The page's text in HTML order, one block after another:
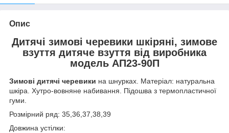
Опис
Дитячі зимові черевики шкіряні, зимове
взуття дитяче взуття від виробника
модель АП23-90П
Зимові дитячі черевики на шнурках. Матеріал: натуральна
шкіра. Хутро-вовняне набивання. Підошва з термопластичної
гуми.
Розмірний ряд: 35,36,37,38,39
Довжина устілки: